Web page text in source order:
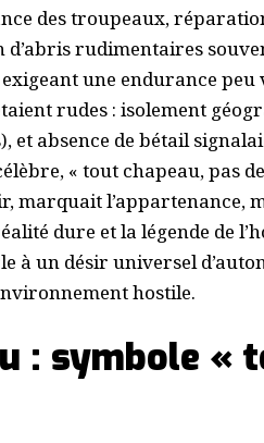
des troupeaux,
rudimentaires
une endurance peu
rudes : isolement
et absence de bétail
« tout chapeau, pas
marquait l’appartenance,
dure et la légende de
à un désir universel
hostile.
: symbole «